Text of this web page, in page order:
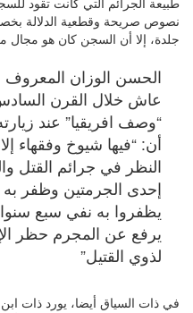
جلدة، إلا أن السجن كان هو مجال
الحسن الوزان المعروف
عاش خلال القرن
“وصف افريقيا” عند
أن: “فيها شيوخ وفقهاء
النظر في جرائم القتل
إحدى الجرمتين وظفر
يظفروا به نفي سبع
يرفع عن المجرم حظر
لذوي القتيل”
في ذات السياق أيضا، يورد ذات